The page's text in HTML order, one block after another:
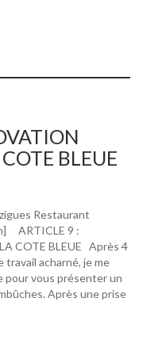
BLEUE
Restaurant
ARTICLE 9 :
COTE BLEUE Après 4
travail acharné, je me
pour vous présenter un
Après une prise